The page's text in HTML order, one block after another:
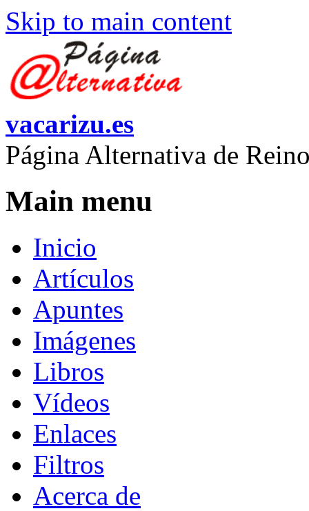
Skip to main content
vacarizu.es
Página Alternativa de
Main menu
Inicio
Artículos
Apuntes
Imágenes
Libros
Vídeos
Enlaces
Filtros
Acerca de